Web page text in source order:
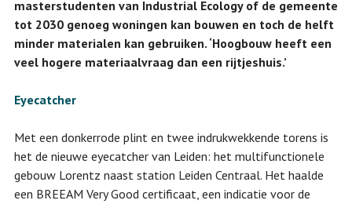
masterstudenten van Industrial Ecology of de gemeente
tot 2030 genoeg woningen kan bouwen en toch de helft
minder materialen kan gebruiken. ‘Hoogbouw heeft een
veel hogere materiaalvraag dan een rijtjeshuis.’
Eyecatcher
Met een donkerrode plint en twee indrukwekkende torens is
het de nieuwe eyecatcher van Leiden: het multifunctionele
gebouw Lorentz naast station Leiden Centraal. Het haalde
een BREEAM Very Good certificaat, een indicatie voor de